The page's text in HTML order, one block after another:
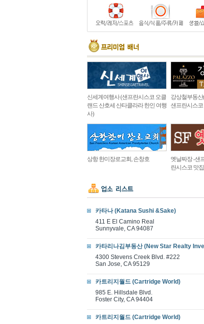
신세계여행사 (샌프란시스코 오클
랜드 산호세 산타클라라 한인 여행
사)
강상철부동
샌프란시스코
상항 한미장로교회, 손창호
옛날짜장 -샌
란시스코 맛
카타나 (Katana Sushi &Sake)
411 E El Camino Real
Sunnyvale, CA 94087
카타리나김부동산 (New Star Realty
4300 Stevens Creek Blvd. #222
San Jose, CA 95129
카트리지월드 (Cartridge World)
985 E. Hillsdale Blvd.
Foster City, CA 94404
카트리지월드 (Cartridge World)